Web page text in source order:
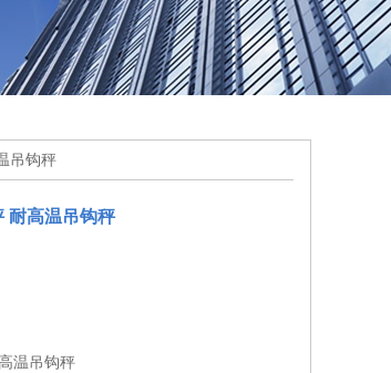
吊钩秤
耐高温吊钩秤
温吊钩秤